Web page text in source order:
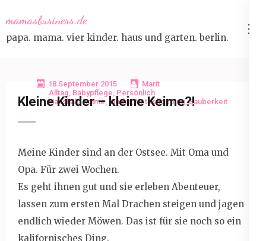
to
content
mamasbusiness.de
papa. mama. vier kinder. haus und garten. berlin.
18 September 2015
Marit
Alltag, Babypflege, Persönlich
Haushalt, Keime, Kinder,Netzshopping,Sauberkeit
Kleine Kinder – kleine Keime?!
Meine Kinder sind an der Ostsee. Mit Oma und
Opa. Für zwei Wochen.
Es geht ihnen gut und sie erleben Abenteuer,
lassen zum ersten Mal Drachen steigen und jagen
endlich wieder Möwen. Das ist für sie noch so ein
kalifornisches Ding.